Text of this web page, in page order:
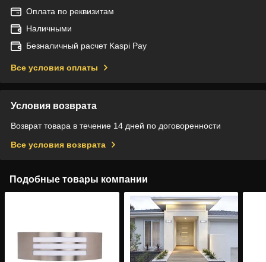
Оплата по реквизитам
Наличными
Безналичный расчет Kaspi Pay
Все условия оплаты
Условия возврата
Возврат товара в течение 14 дней по договоренности
Все условия возврата
Подобные товары компании